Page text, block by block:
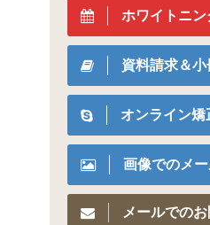
ホワイトニ
資料請求＆
オンライン
画像でのメ
メールでの